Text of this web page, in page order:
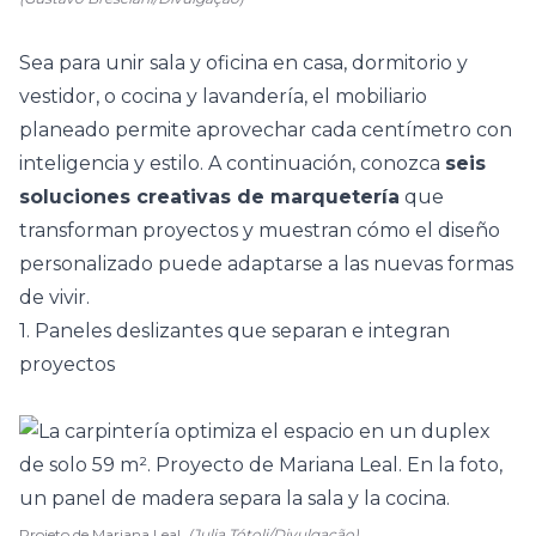
Sea para unir sala y oficina en casa, dormitorio y
vestidor, o cocina y lavandería, el mobiliario
planeado permite aprovechar cada centímetro con
inteligencia y estilo. A continuación, conozca seis
soluciones creativas de marquetería que
transforman proyectos y muestran cómo el diseño
personalizado puede adaptarse a las nuevas formas
de vivir.
1. Paneles deslizantes que separan e integran
proyectos